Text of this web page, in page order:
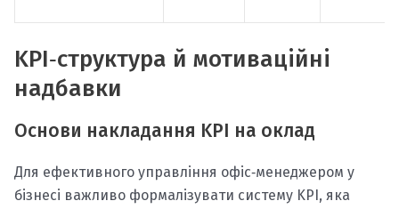
KPI‑структура й мотиваційні
надбавки
Основи накладання KPI на оклад
Для ефективного управління офіс‑менеджером у
бізнесі важливо формалізувати систему KPI, яка